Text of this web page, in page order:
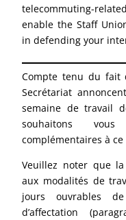
telecommuting-
enable the Staff
in defending your
Compte tenu du fait
Secrétariat
semaine de travail
souhaitons
complémentaires à ce
Veuillez noter que
aux modalités de
jours ouvrables
d’affectation